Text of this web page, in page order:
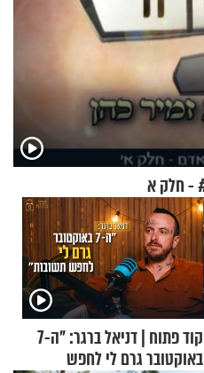
קוד פתוח | דניאל ברגר: "ה-7
באוקטובר גרם לי לחפש